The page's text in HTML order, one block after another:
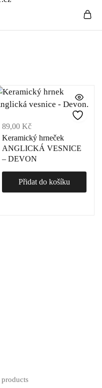
89,00 Kč
Keramický hrneček
ANGLICKÁ VESNICE
– DEVON
Přidat do košíku
products